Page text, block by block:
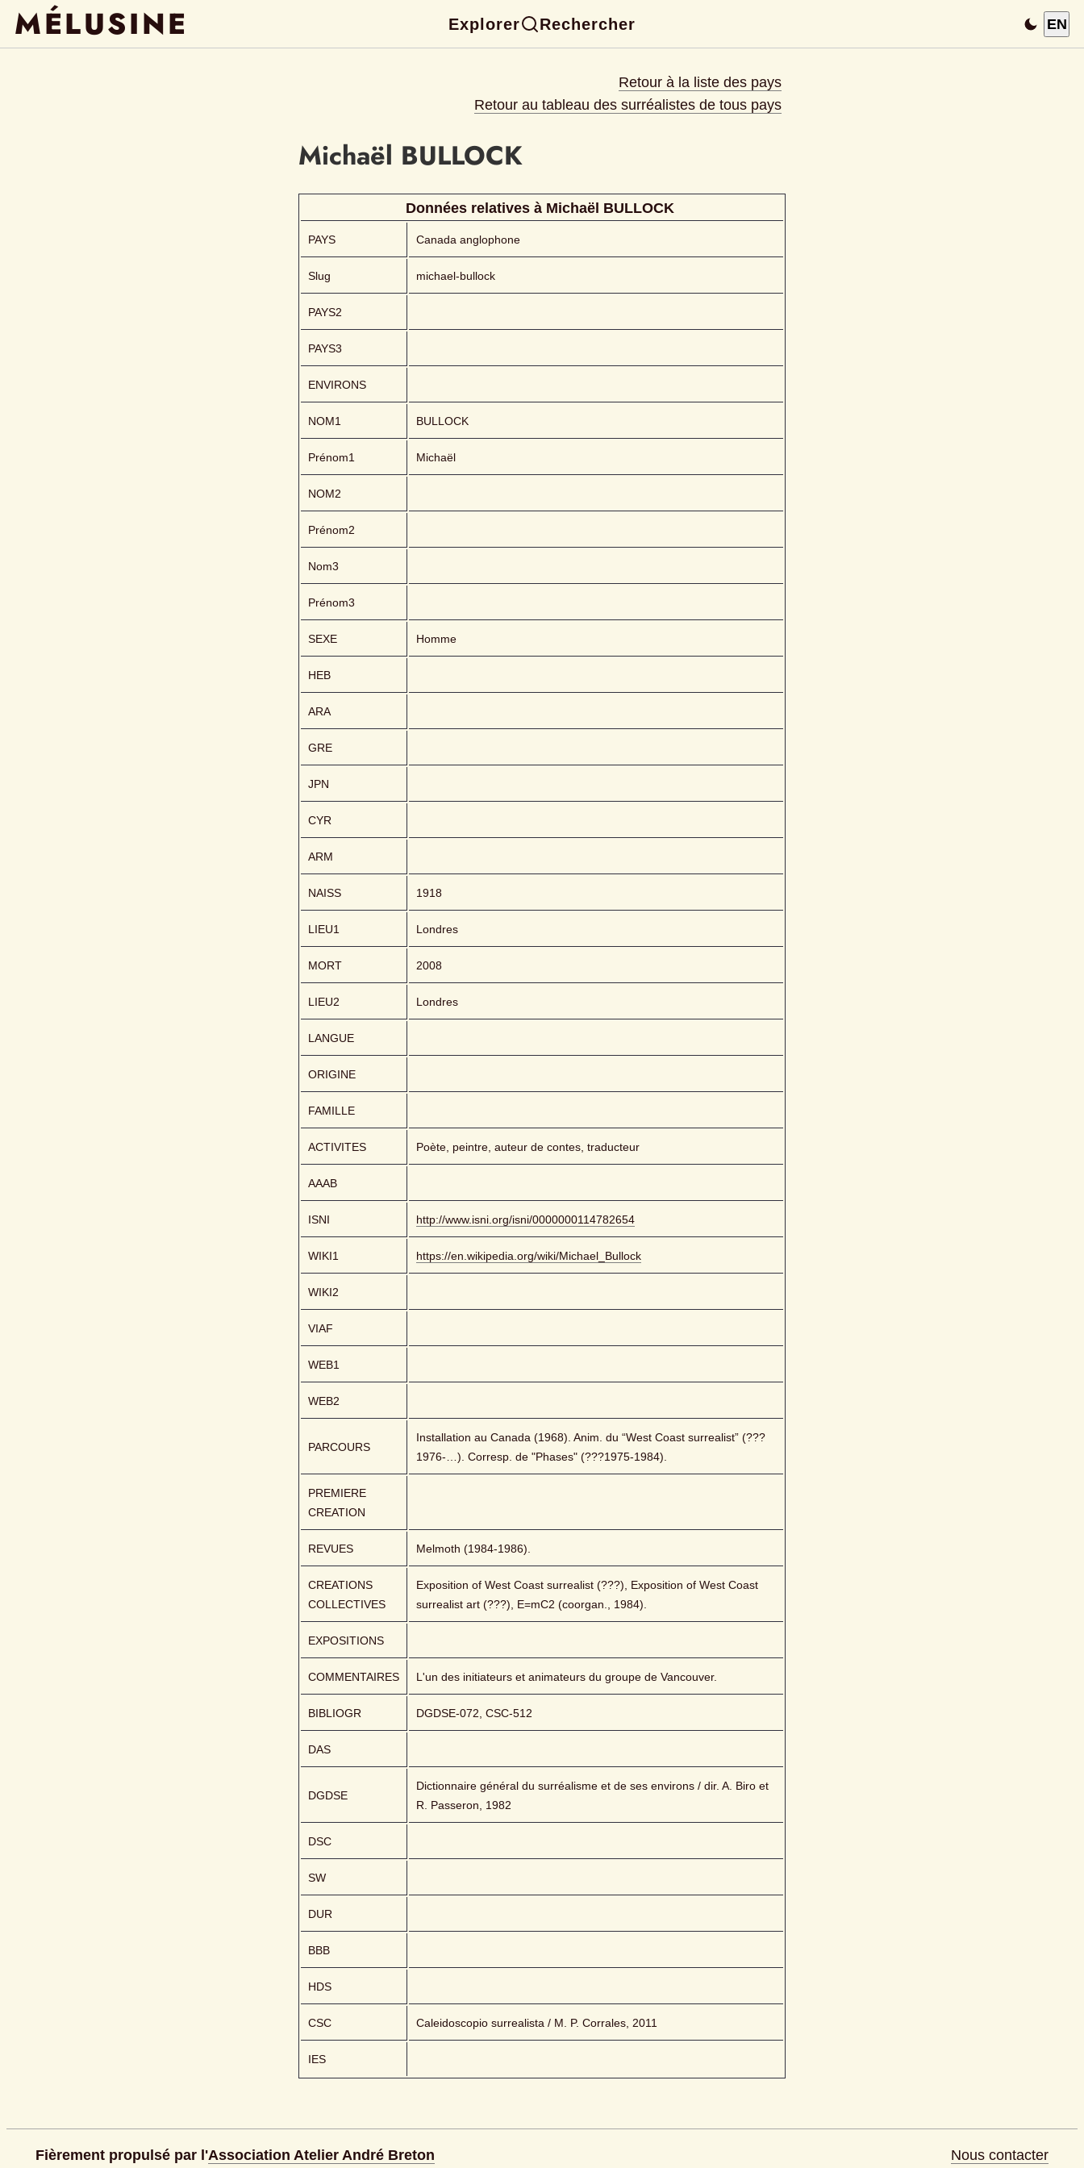
MÉLUSINE Explorer Rechercher EN
Retour à la liste des pays
Retour au tableau des surréalistes de tous pays
Michaël BULLOCK
Données relatives à Michaël BULLOCK
PAYS Canada anglophone
Slug michael-bullock
PAYS2
PAYS3
ENVIRONS
NOM1 BULLOCK
Prénom1 Michaël
NOM2
Prénom2
Nom3
Prénom3
SEXE Homme
HEB
ARA
GRE
JPN
CYR
ARM
NAISS 1918
LIEU1 Londres
MORT 2008
LIEU2 Londres
LANGUE
ORIGINE
FAMILLE
ACTIVITES Poète, peintre, auteur de contes, traducteur
AAAB
ISNI http://www.isni.org/isni/0000000114782654
WIKI1 https://en.wikipedia.org/wiki/Michael_Bullock
WIKI2
VIAF
WEB1
WEB2
PARCOURS
Installation au Canada (1968). Anim. du “West Coast surrealist” (???
1976-…). Corresp. de "Phases" (???1975-1984).
PREMIERE
CREATION
REVUES Melmoth (1984-1986).
CREATIONS
COLLECTIVES
Exposition of West Coast surrealist (???), Exposition of West Coast
surrealist art (???), E=mC2 (coorgan., 1984).
EXPOSITIONS
COMMENTAIRES L'un des initiateurs et animateurs du groupe de Vancouver.
BIBLIOGR DGDSE-072, CSC-512
DAS
DGDSE
Dictionnaire général du surréalisme et de ses environs / dir. A. Biro et
R. Passeron, 1982
DSC
SW
DUR
BBB
HDS
CSC Caleidoscopio surrealista / M. P. Corrales, 2011
IES
Fièrement propulsé par l'Association Atelier André Breton Nous contacter